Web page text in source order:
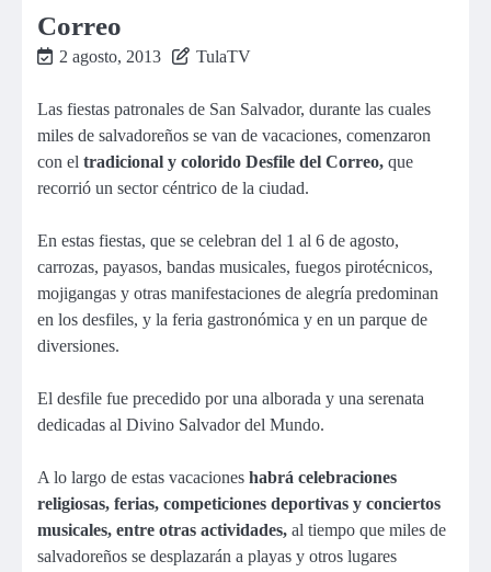
Correo
2 agosto, 2013 TulaTV
Las fiestas patronales de San Salvador, durante las cuales
miles de salvadoreños se van de vacaciones, comenzaron
con el tradicional y colorido Desfile del Correo, que
recorrió un sector céntrico de la ciudad.
En estas fiestas, que se celebran del 1 al 6 de agosto,
carrozas, payasos, bandas musicales, fuegos pirotécnicos,
mojigangas y otras manifestaciones de alegría predominan
en los desfiles, y la feria gastronómica y en un parque de
diversiones.
El desfile fue precedido por una alborada y una serenata
dedicadas al Divino Salvador del Mundo.
A lo largo de estas vacaciones habrá celebraciones
religiosas, ferias, competiciones deportivas y conciertos
musicales, entre otras actividades, al tiempo que miles de
salvadoreños se desplazarán a playas y otros lugares